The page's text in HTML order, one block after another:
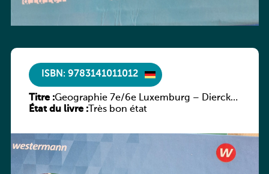
ISBN: 9783141011012
Titre :Geographie 7e/6e Luxemburg – Diercke
Praxis
État du livre :Très bon état